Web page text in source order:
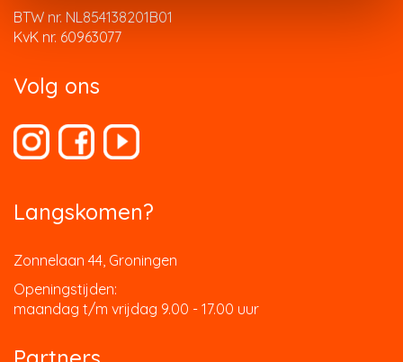
BTW nr. NL854138201B01
KvK nr. 60963077
Volg ons
Langskomen?
Zonnelaan 44, Groningen
Openingstijden:
maandag t/m vrijdag 9.00 - 17.00 uur